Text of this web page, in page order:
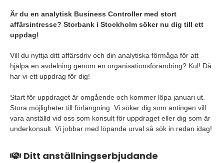
Är du en analytisk Business Controller med stort
affärsintresse? Storbank i Stockholm söker nu dig till ett
uppdag!
Vill du nyttja ditt affärsdriv och din analytiska förmåga för att
hjälpa en avdelning genom en organisationsförändring? Kul! Då
har vi ett uppdrag för dig!
Start för uppdraget är omgående och kommer löpa januari ut.
Stora möjligheter till förlängning. Vi söker dig som antingen vill
vara anställd vid oss som konsult för uppdraget eller dig som är
underkonsult. Vi jobbar med löpande urval så sök in redan idag!
Ditt anställningserbjudande